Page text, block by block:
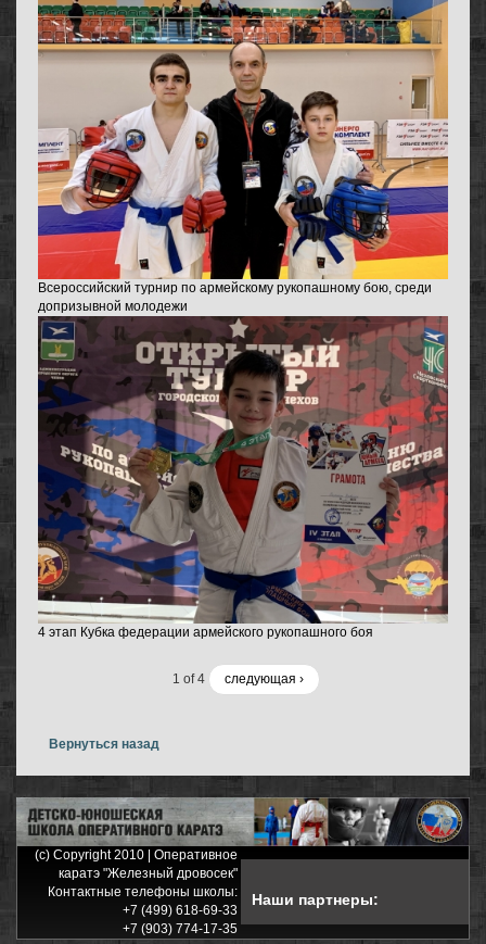
Всероссийский турнир по армейскому рукопашному бою, среди
допризывной молодежи
4 этап Кубка федерации армейского рукопашного боя
1 of 4 следующая ›
Вернуться назад
(c) Copyright 2010 | Оперативное
каратэ "Железный дровосек"
Контактные телефоны школы:
+7 (499) 618-69-33
+7 (903) 774-17-35
Наши партнеры: